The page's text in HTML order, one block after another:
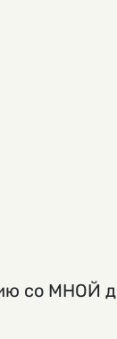
со МНОЙ